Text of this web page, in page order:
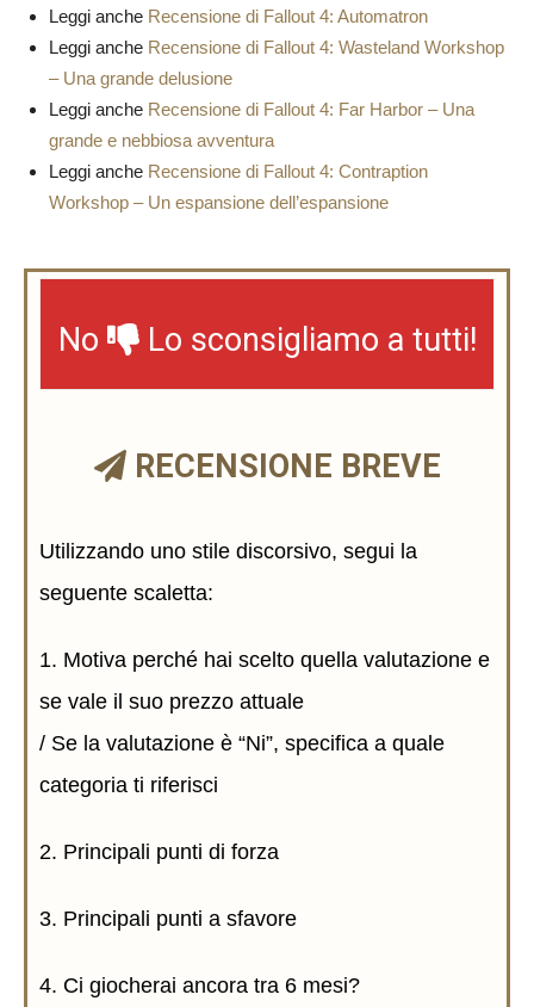
Leggi anche Recensione di Fallout 4: Automatron
Leggi anche Recensione di Fallout 4: Wasteland Workshop
– Una grande delusione
Leggi anche Recensione di Fallout 4: Far Harbor – Una
grande e nebbiosa avventura
Leggi anche Recensione di Fallout 4: Contraption
Workshop – Un espansione dell’espansione
No Lo sconsigliamo a tutti!
RECENSIONE BREVE
Utilizzando uno stile discorsivo, segui la
seguente scaletta:
1. Motiva perché hai scelto quella valutazione e
se vale il suo prezzo attuale
/ Se la valutazione è “Ni”, specifica a quale
categoria ti riferisci
2. Principali punti di forza
3. Principali punti a sfavore
4. Ci giocherai ancora tra 6 mesi?